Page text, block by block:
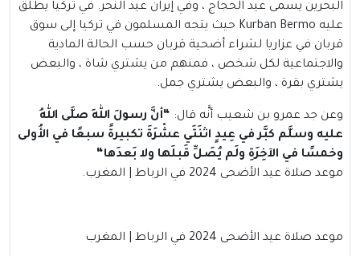
البحرين يسمى عيد الحجاج ، وفي إيران عيد النحر. في تركيا يطلق
عليه Kurban Bermo حيث يتجه المسلمون في تركيا إلى سوق
قربان في عزاريا لشراء أضحية قربان حسب الحالة المادية
والاجتماعية لكل شخص ، فمنهم من يشتري شاة ، والبعض
يشتري بقرة ، والبعض يشتري جمل.
وعن جد عمرو بن شعيب أنَّه قال: “أنَّ رسولَ اللهِ صلَّى اللهُ
عليه وسلَّم كبَّر في عِيدٍ اثنَتَي عشْرَةَ تكبيرةً سبعًا في الأُولى
وخمسًا في الآخِرَةِ ولَم يُصَلِّ قَبلَها ولا بَعدَها“
موعد صلاة عيد الأضحى 2024 في الرباط | المغرب.
موعد صلاة عيد الأضحى 2024 في الرباط | المغرب